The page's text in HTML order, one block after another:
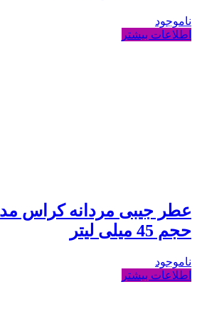
ناموجود
اطلاعات بیشتر
حجم 45 میلی لیتر
ناموجود
اطلاعات بیشتر